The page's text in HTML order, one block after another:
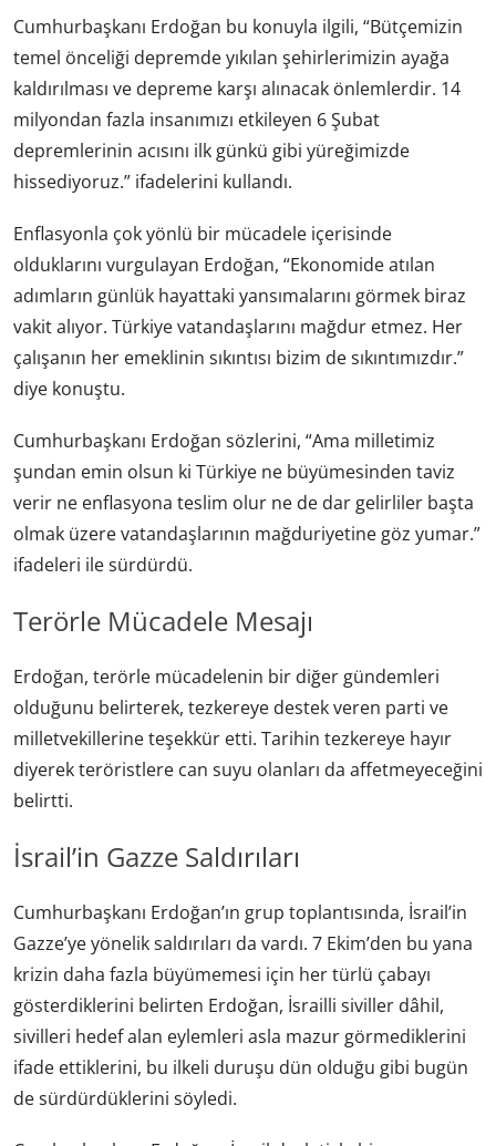
Cumhurbaşkanı Erdoğan bu konuyla ilgili, “Bütçemizin
temel önceliği depremde yıkılan şehirlerimizin ayağa
kaldırılması ve depreme karşı alınacak önlemlerdir. 14
milyondan fazla insanımızı etkileyen 6 Şubat
depremlerinin acısını ilk günkü gibi yüreğimizde
hissediyoruz.” ifadelerini kullandı.
Enflasyonla çok yönlü bir mücadele içerisinde
olduklarını vurgulayan Erdoğan, “Ekonomide atılan
adımların günlük hayattaki yansımalarını görmek biraz
vakit alıyor. Türkiye vatandaşlarını mağdur etmez. Her
çalışanın her emeklinin sıkıntısı bizim de sıkıntımızdır.”
diye konuştu.
Cumhurbaşkanı Erdoğan sözlerini, “Ama milletimiz
şundan emin olsun ki Türkiye ne büyümesinden taviz
verir ne enflasyona teslim olur ne de dar gelirliler başta
olmak üzere vatandaşlarının mağduriyetine göz yumar.”
ifadeleri ile sürdürdü.
Terörle Mücadele Mesajı
Erdoğan, terörle mücadelenin bir diğer gündemleri
olduğunu belirterek, tezkereye destek veren parti ve
milletvekillerine teşekkür etti. Tarihin tezkereye hayır
diyerek teröristlere can suyu olanları da affetmeyeceğini
belirtti.
İsrail’in Gazze Saldırıları
Cumhurbaşkanı Erdoğan’ın grup toplantısında, İsrail’in
Gazze’ye yönelik saldırıları da vardı. 7 Ekim’den bu yana
krizin daha fazla büyümemesi için her türlü çabayı
gösterdiklerini belirten Erdoğan, İsrailli siviller dâhil,
sivilleri hedef alan eylemleri asla mazur görmediklerini
ifade ettiklerini, bu ilkeli duruşu dün olduğu gibi bugün
de sürdürdüklerini söyledi.